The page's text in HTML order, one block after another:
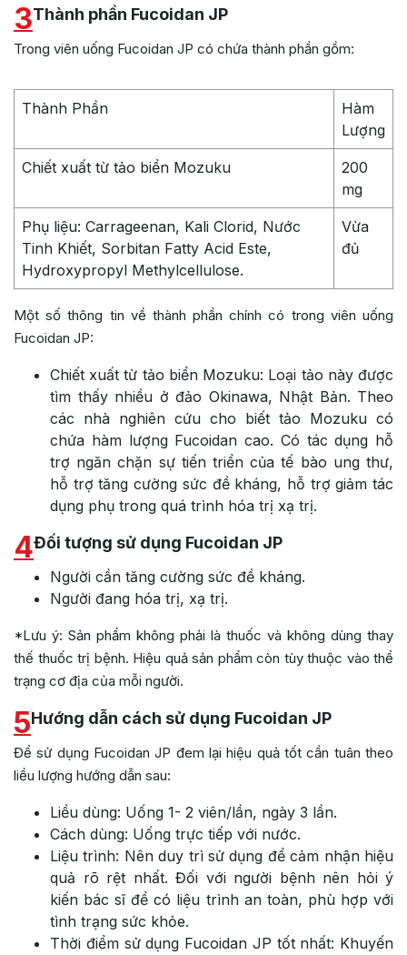
3Thành phần Fucoidan JP
Trong viên uống Fucoidan JP có chứa thành phần gồm:
Thành Phần
Hàm
Lượng
Chiết xuất từ tảo biển Mozuku
200
mg
Phụ liệu: Carrageenan, Kali Clorid, Nước
Tinh Khiết, Sorbitan Fatty Acid Este,
Hydroxypropyl Methylcellulose.
Vừa
đủ
Một số thông tin về thành phần chính có trong viên uống
Fucoidan JP:
Chiết xuất từ tảo biển Mozuku: Loại tảo này được
tìm thấy nhiều ở đảo Okinawa, Nhật Bản. Theo
các nhà nghiên cứu cho biết tảo Mozuku có
chứa hàm lượng Fucoidan cao. Có tác dụng hỗ
trợ ngăn chặn sự tiến triển của tế bào ung thư,
hỗ trợ tăng cường sức đề kháng, hỗ trợ giảm tác
dụng phụ trong quá trình hóa trị xạ trị.
4Đối tượng sử dụng Fucoidan JP
Người cần tăng cường sức đề kháng.
Người đang hóa trị, xạ trị.
*Lưu ý: Sản phẩm không phải là thuốc và không dùng thay
thế thuốc trị bệnh. Hiệu quả sản phẩm còn tùy thuộc vào thể
trạng cơ địa của mỗi người.
5Hướng dẫn cách sử dụng Fucoidan JP
Để sử dụng Fucoidan JP đem lại hiệu quả tốt cần tuân theo
liều lượng hướng dẫn sau:
Liều dùng: Uống 1- 2 viên/lần, ngày 3 lần.
Cách dùng: Uống trực tiếp với nước.
Liệu trình: Nên duy trì sử dụng để cảm nhận hiệu
quả rõ rệt nhất. Đối với người bệnh nên hỏi ý
kiến bác sĩ để có liệu trình an toàn, phù hợp với
tình trạng sức khỏe.
Thời điểm sử dụng Fucoidan JP tốt nhất: Khuyến